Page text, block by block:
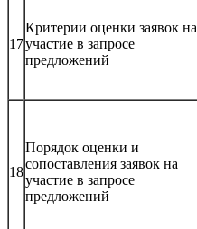
17
Критерии оценки заявок на
участие в запросе
предложений
18
Порядок оценки и
сопоставления заявок на
участие в запросе
предложений